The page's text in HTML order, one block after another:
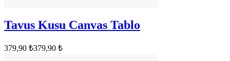
Tavus Kusu Canvas Tablo
379,90 ₺379,90 ₺